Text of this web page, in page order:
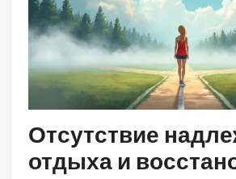
Отсутствие
отдыха и